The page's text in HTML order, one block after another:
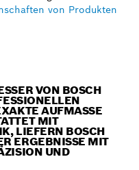
von Produkten
VON BOSCH
AUFMASSE N
MIT M
LIEFERN BOSCH L
ERGEBNISSE MIT E
UND ZU